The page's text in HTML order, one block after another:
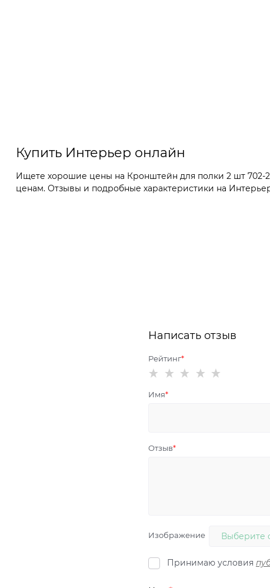
Купить Интерьер онлайн
Ищете хорошие цены на Кронштейн для полки 2 шт 702-
ценам. Отзывы и подробные характеристики на
Написать отзыв
Рейтинг
Имя
Отзыв
Изображение Выберите
Принимаю условия